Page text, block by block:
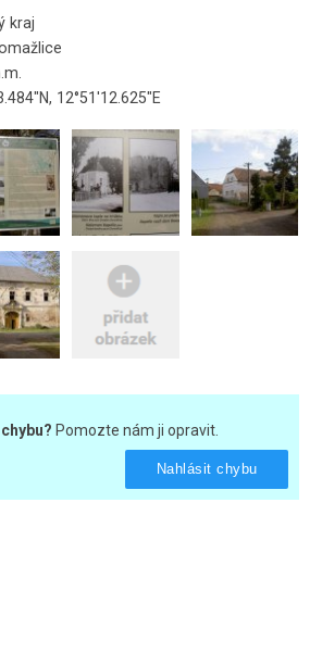
kraj
12°51'12.625"E
Pomozte nám ji opravit.
Nahlásit chybu